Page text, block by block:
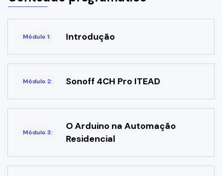
Módulo 1: Introdução
Módulo 2: Sonoff 4CH Pro ITEAD
Módulo 3:
O Arduino na Automação
Residencial